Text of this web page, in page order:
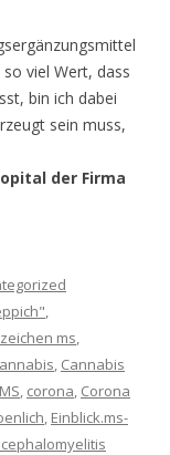
viel Wert, dass
bin ich dabei
sein muss,
der Firma
,
ms,
, Cannabis
, corona, Corona
, Einblick.ms-